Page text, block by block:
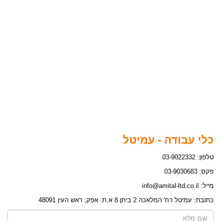
כלי עבודה - עמיטל
טלפון: 03-9022332
פקס: 03-9030683
מייל: info@amital-ltd.co.il
כתובת: עמיטל רח' המלאכה 2 ביתן 8 א.ת. אפק, ראש העין 48091